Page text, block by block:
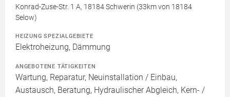
Konrad-Zuse-Str. 1 A, 18184 Schwerin (33km von 18184
Selow)
HEIZUNG SPEZIALGEBIETE
Elektroheizung, Dämmung
ANGEBOTENE TÄTIGKEITEN
Wartung, Reparatur, Neuinstallation / Einbau,
Austausch, Beratung, Hydraulischer Abgleich, Kern- /